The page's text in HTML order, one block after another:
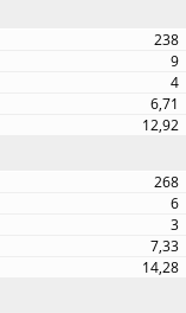
238
9
4
6,71
12,92
268
6
3
7,33
14,28